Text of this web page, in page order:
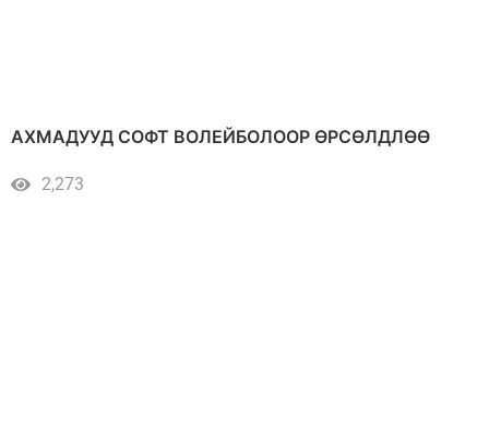
АХМАДУУД СОФТ ВОЛЕЙБОЛООР ӨРСӨЛДЛӨӨ
2,273